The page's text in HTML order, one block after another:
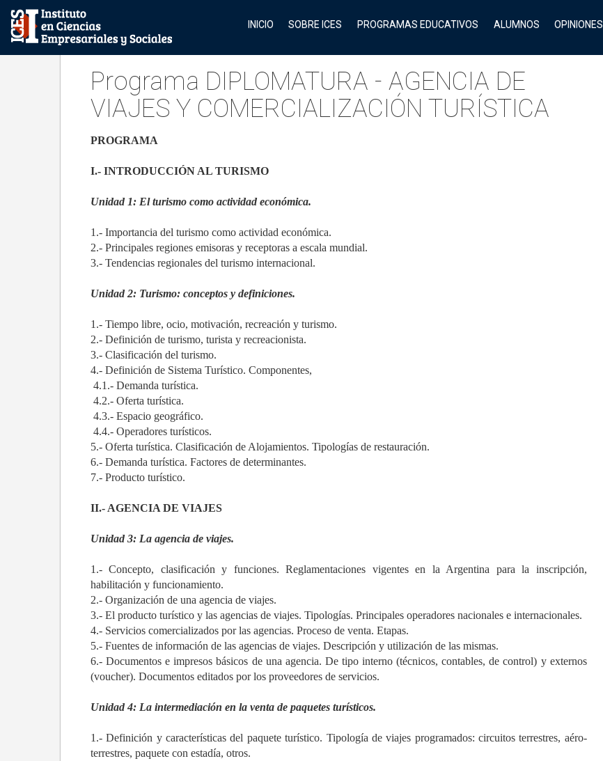
INICIO SOBRE ICES PROGRAMAS EDUCATIVOS ALUMNOS OPINIONES
Programa DIPLOMATURA - AGENCIA DE
VIAJES Y COMERCIALIZACIÓN TURÍSTICA
PROGRAMA
I.- INTRODUCCIÓN AL TURISMO
Unidad 1: El turismo como actividad económica.
1.- Importancia del turismo como actividad económica.
2.- Principales regiones emisoras y receptoras a escala mundial.
3.- Tendencias regionales del turismo internacional.
Unidad 2: Turismo: conceptos y definiciones.
1.- Tiempo libre, ocio, motivación, recreación y turismo.
2.- Definición de turismo, turista y recreacionista.
3.- Clasificación del turismo.
4.- Definición de Sistema Turístico. Componentes,
4.1.- Demanda turística.
4.2.- Oferta turística.
4.3.- Espacio geográfico.
4.4.- Operadores turísticos.
5.- Oferta turística. Clasificación de Alojamientos. Tipologías de restauración.
6.- Demanda turística. Factores de determinantes.
7.- Producto turístico.
II.- AGENCIA DE VIAJES
Unidad 3: La agencia de viajes.
1.- Concepto, clasificación y funciones. Reglamentaciones vigentes en la Argentina para la inscripción,
habilitación y funcionamiento.
2.- Organización de una agencia de viajes.
3.- El producto turístico y las agencias de viajes. Tipologías. Principales operadores nacionales e internacionales.
4.- Servicios comercializados por las agencias. Proceso de venta. Etapas.
5.- Fuentes de información de las agencias de viajes. Descripción y utilización de las mismas.
6.- Documentos e impresos básicos de una agencia. De tipo interno (técnicos, contables, de control) y externos
(voucher). Documentos editados por los proveedores de servicios.
Unidad 4: La intermediación en la venta de paquetes turísticos.
1.- Definición y características del paquete turístico. Tipología de viajes programados: circuitos terrestres, aéro-
terrestres, paquete con estadía, otros.